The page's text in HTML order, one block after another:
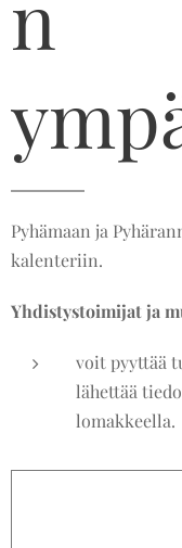
Pyhämaan ja
kalenteriin.
Yhdistystoimijat ja
voit pyyttää
lähettää
lomakkeella.